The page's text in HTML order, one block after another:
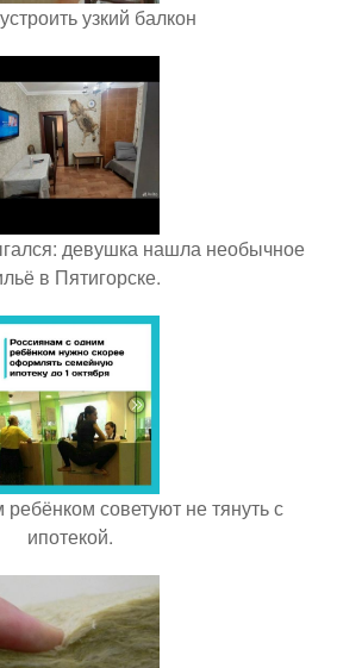
узкий балкон
девушка нашла необычное
в Пятигорске.
советуют не тянуть с
ипотекой.